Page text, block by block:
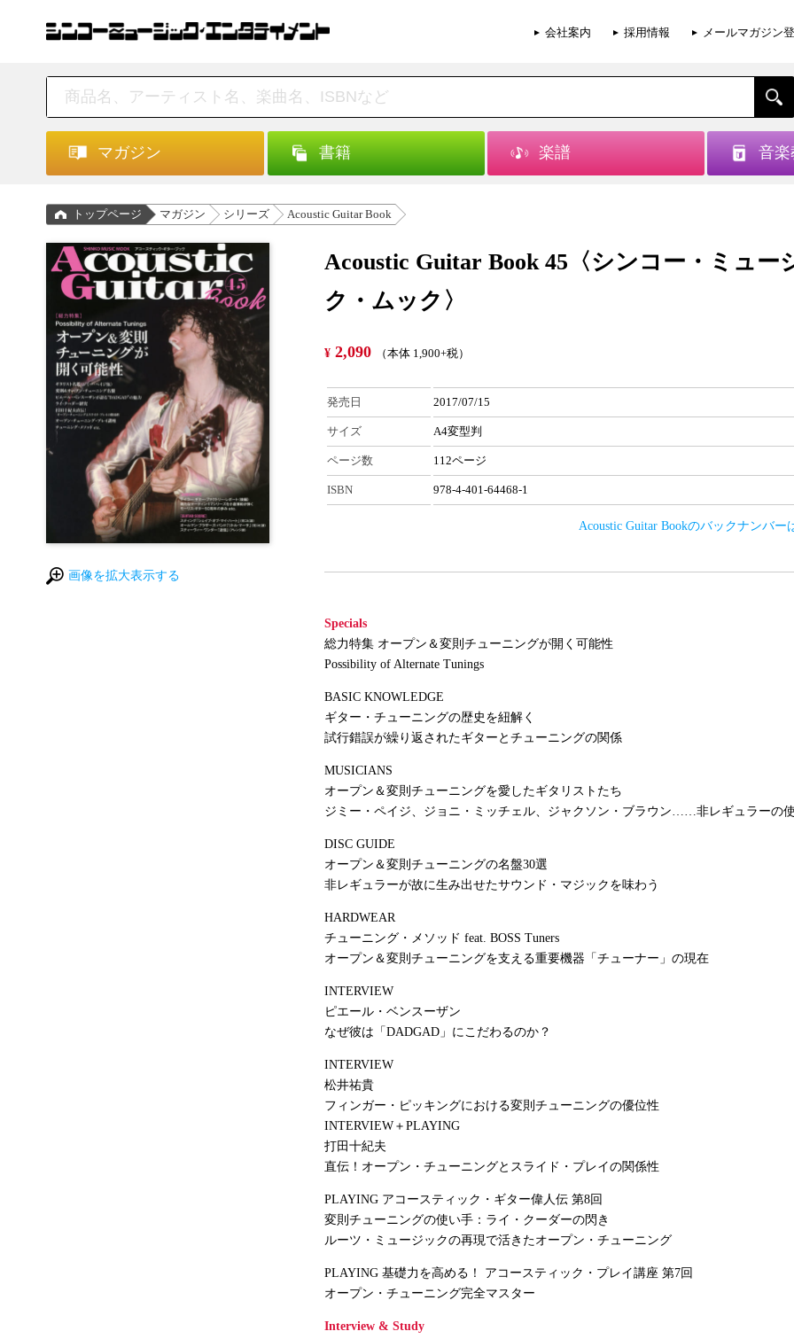
会社案内 採用情報 メールマガジン
マガジン 書籍 楽譜 音楽
トップページ マガジン シリーズ Acoustic Guitar Book
画像を拡大表示する
Acoustic Guitar Book 45〈シンコー・ミュー
ク・ムック〉
¥ 2,090 （本体 1,900+税）
発売日 2017/07/15
サイズ A4変型判
ページ数 112ページ
ISBN 978-4-401-64468-1
Acoustic Guitar Bookのバックナンバー
Specials
総力特集 オープン＆変則チューニングが開く可能性
Possibility of Alternate Tunings
BASIC KNOWLEDGE
ギター・チューニングの歴史を紐解く
試行錯誤が繰り返されたギターとチューニングの関係
MUSICIANS
オープン＆変則チューニングを愛したギタリストたち
ジミー・ペイジ、ジョニ・ミッチェル、ジャクソン・ブラウン……非レギュラーの
DISC GUIDE
オープン＆変則チューニングの名盤30選
非レギュラーが故に生み出せたサウンド・マジックを味わう
HARDWEAR
チューニング・メソッド feat. BOSS Tuners
オープン＆変則チューニングを支える重要機器「チューナー」の現在
INTERVIEW
ピエール・ベンスーザン
なぜ彼は「DADGAD」にこだわるのか？
INTERVIEW
松井祐貴
フィンガー・ピッキングにおける変則チューニングの優位性
INTERVIEW＋PLAYING
打田十紀夫
直伝！オープン・チューニングとスライド・プレイの関係性
PLAYING アコースティック・ギター偉人伝 第8回
変則チューニングの使い手：ライ・クーダーの閃き
ルーツ・ミュージックの再現で活きたオープン・チューニング
PLAYING 基礎力を高める！ アコースティック・プレイ講座 第7回
オープン・チューニング完全マスター
Interview & Study